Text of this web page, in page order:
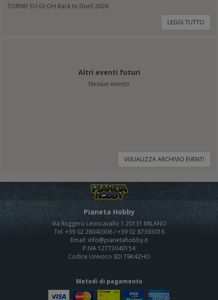
TORNEI YU-GI-OH Back to Duel! 2026
LEGGI TUTTO
Altri eventi futuri
Nessun evento
VISUALIZZA ARCHIVIO EVENTI
Pianeta Hobby
Via Ruggero Leoncavallo 1 20131 MILANO
Tel. +39 02 28040306 / +39 02 87393016
Email: info@pianetahobby.it
P.IVA 12773040154
Codice Univoco SDI T9K4ZHO
Metodi di pagamento